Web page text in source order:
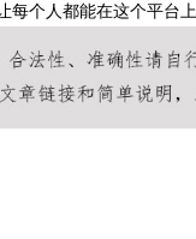
每个人都能在这个平台